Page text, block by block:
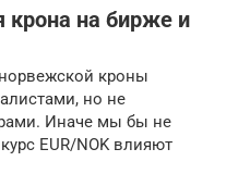
крона на бирже и
кроны
но не
Иначе мы бы не
EUR/NOK влияют